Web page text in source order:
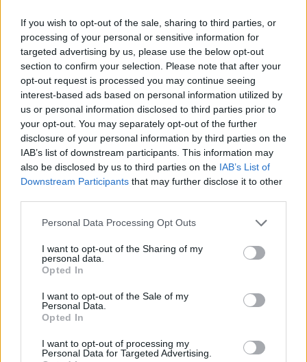
If you wish to opt-out of the sale, sharing to third parties, or
processing of your personal or sensitive information for
targeted advertising by us, please use the below opt-out
section to confirm your selection. Please note that after your
opt-out request is processed you may continue seeing
interest-based ads based on personal information utilized by
us or personal information disclosed to third parties prior to
your opt-out. You may separately opt-out of the further
disclosure of your personal information by third parties on the
IAB’s list of downstream participants. This information may
also be disclosed by us to third parties on the IAB’s List of
Downstream Participants that may further disclose it to other
Personal Data Processing Opt Outs
I want to opt-out of the Sharing of my
personal data.
Opted In
I want to opt-out of the Sale of my
Personal Data.
Opted In
I want to opt-out of processing my
Personal Data for Targeted Advertising.
írásbelikről is nálunk találjátok meg a tudnivalókat.
És ami a legfontosabb: az írásbeli után nálunk nézhetitek át először
a szaktanárok által kidolgozott, nem hivatalos megoldásokat.
Délutánonként arról olvashattok, hogy mit gondolnak a tanárok és
a vizsgázók a feladatsorokról, és persze ti is leírhatjátok
véleményeteket kommentben, sőt a szaktanároktól is kérdezhettek.
Ha elsőként szeretnétek megkapni a megoldásokat,lájkoljátok
Facebook-oldalunkat ,itt pedig feliratkozhattok hírlevelünkre. A
2023-es érettségirőlitt találjátok legfrissebb cikkeinket.